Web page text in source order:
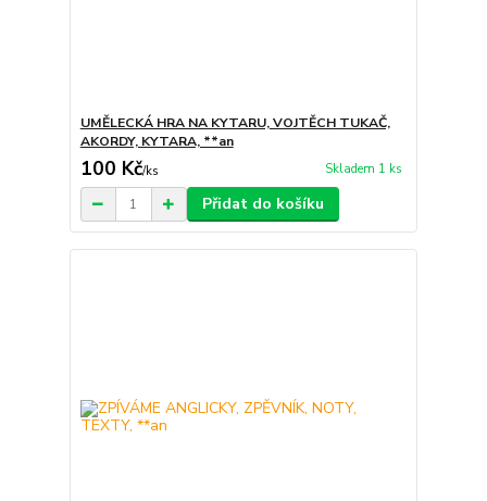
UMĚLECKÁ HRA NA KYTARU, VOJTĚCH TUKAČ,
AKORDY, KYTARA, **an
100 Kč/ks Skladem 1 ks
Přidat do košíku